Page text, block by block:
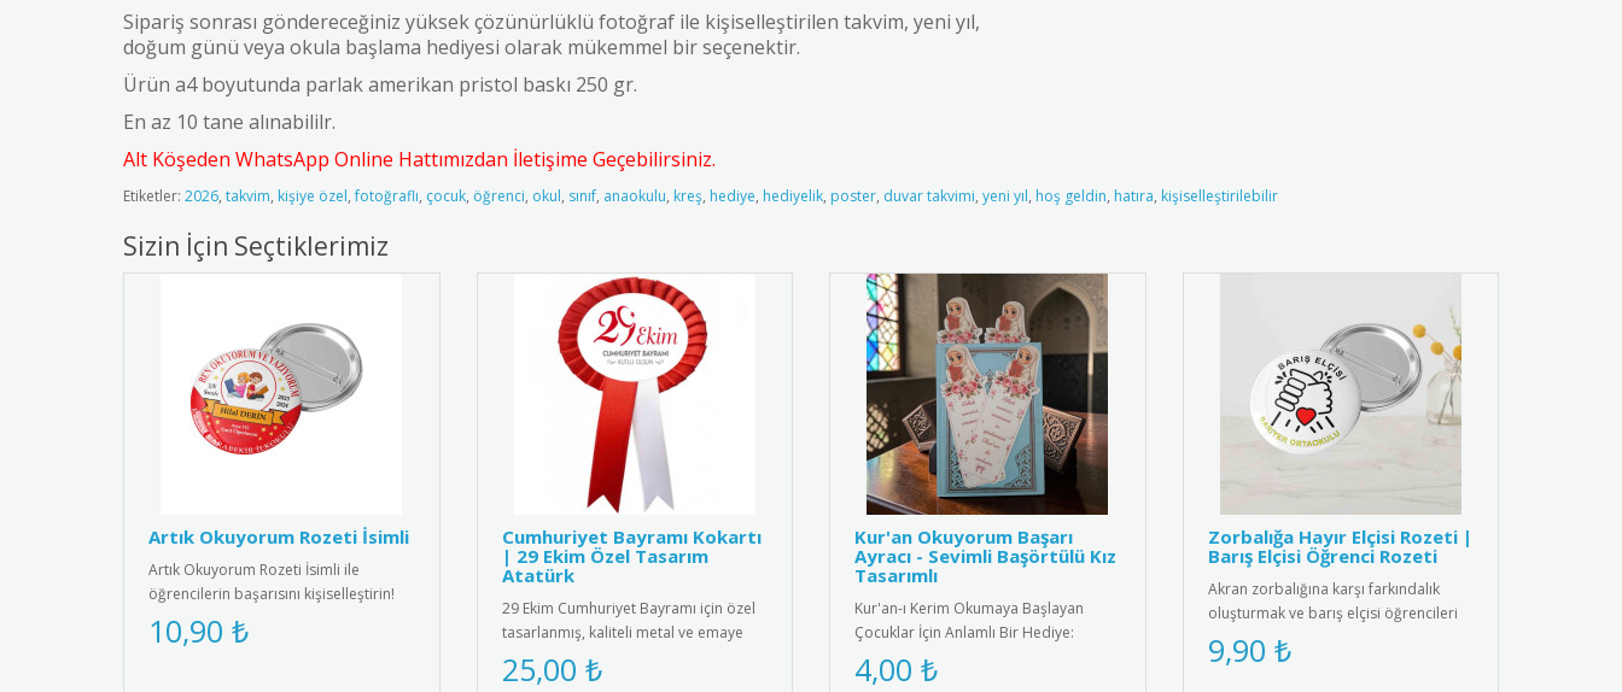
Sipariş sonrası göndereceğiniz yüksek çözünürlüklü fotoğraf ile kişiselleştirilen takvim, yeni yıl,
doğum günü veya okula başlama hediyesi olarak mükemmel bir seçenektir.
Ürün a4 boyutunda parlak amerikan pristol baskı 250 gr.
En az 10 tane alınabililr.
Alt Köşeden WhatsApp Online Hattımızdan İletişime Geçebilirsiniz.
Etiketler: 2026, takvim, kişiye özel,fotoğraflı, çocuk, öğrenci, okul, sınıf, anaokulu, kreş, hediye, hediyelik, poster, duvar takvimi, yeni yıl, hoş geldin, hatıra, kişiselleştirilebilir
Sizin İçin Seçtiklerimiz
Artık Okuyorum Rozeti İsimli
Artık Okuyorum Rozeti İsimli ile
öğrencilerin başarısını kişiselleştirin!
Özel isim baskılı tasarımı..
10,90 ₺
Cumhuriyet Bayramı Kokartı
| 29 Ekim Özel Tasarım
Atatürk
29 Ekim Cumhuriyet Bayramı için özel
tasarlanmış, kaliteli metal ve emaye
malzemeden üretilmiş şık k..
25,00 ₺
Kur'an Okuyorum Başarı
Ayracı - Sevimli Başörtülü Kız
Tasarımlı
Kur'an-ı Kerim Okumaya Başlayan
Çocuklar İçin Anlamlı Bir Hediye:
Sevimli Başörtülü Kız Tasarımlı Ku..
4,00 ₺
Zorbalığa Hayır Elçisi Rozeti |
Barış Elçisi Öğrenci Rozeti
Akran zorbalığına karşı farkındalık
oluşturmak ve barış elçisi öğrencileri
ödüllendirmek için tasarl..
9,90 ₺